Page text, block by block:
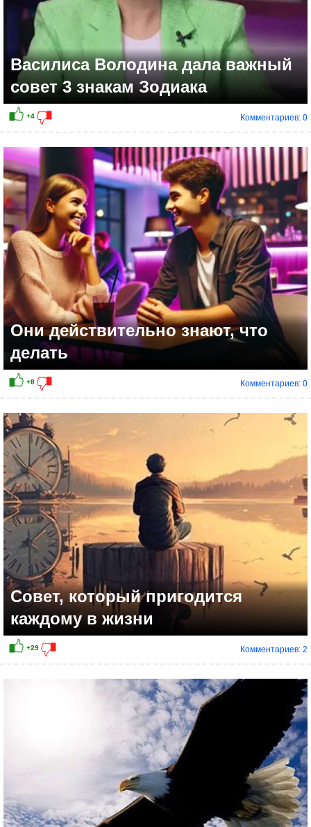
+9
Василиса Володина дала важный
совет 3 знакам Зодиака
Комментариев: 0
Они действительно знают, что
делать
Комментариев: 0
Совет, который пригодится
каждому в жизни
Комментариев: 2